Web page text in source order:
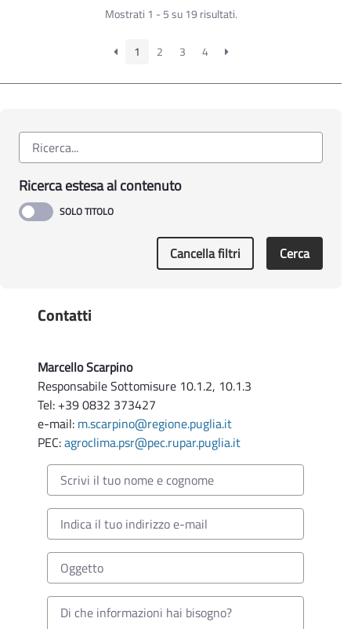
Misure a superficie - Proroga dei termini per la
Determinazione Autorità di Gestione n. 329 del
Misure a superficie - DAGG n. 73-90-141-142-
143-271/2021 - Proroga dei termini per la
presentazione delle domande.
Mostrati 1 - 5 su 19 risultati.
1 2 3 4
Ricerca estesa al contenuto
Cancella filtri Cerca
Contatti
Marcello Scarpino
Responsabile Sottomisure 10.1.2, 10.1.3
Tel: +39 0832 373427
e-mail: m.scarpino@regione.puglia.it
PEC:agroclima.psr@pec.rupar.puglia.it